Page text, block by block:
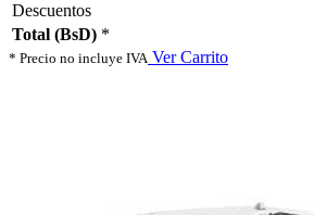
Descuentos
Total (BsD) *
* Precio no incluye IVA Ver Carrito